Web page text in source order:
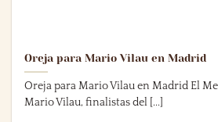
Oreja para Mario Vilau en Madrid
Oreja para Mario Vilau en Madrid El
Mario Vilau, finalistas del [...]